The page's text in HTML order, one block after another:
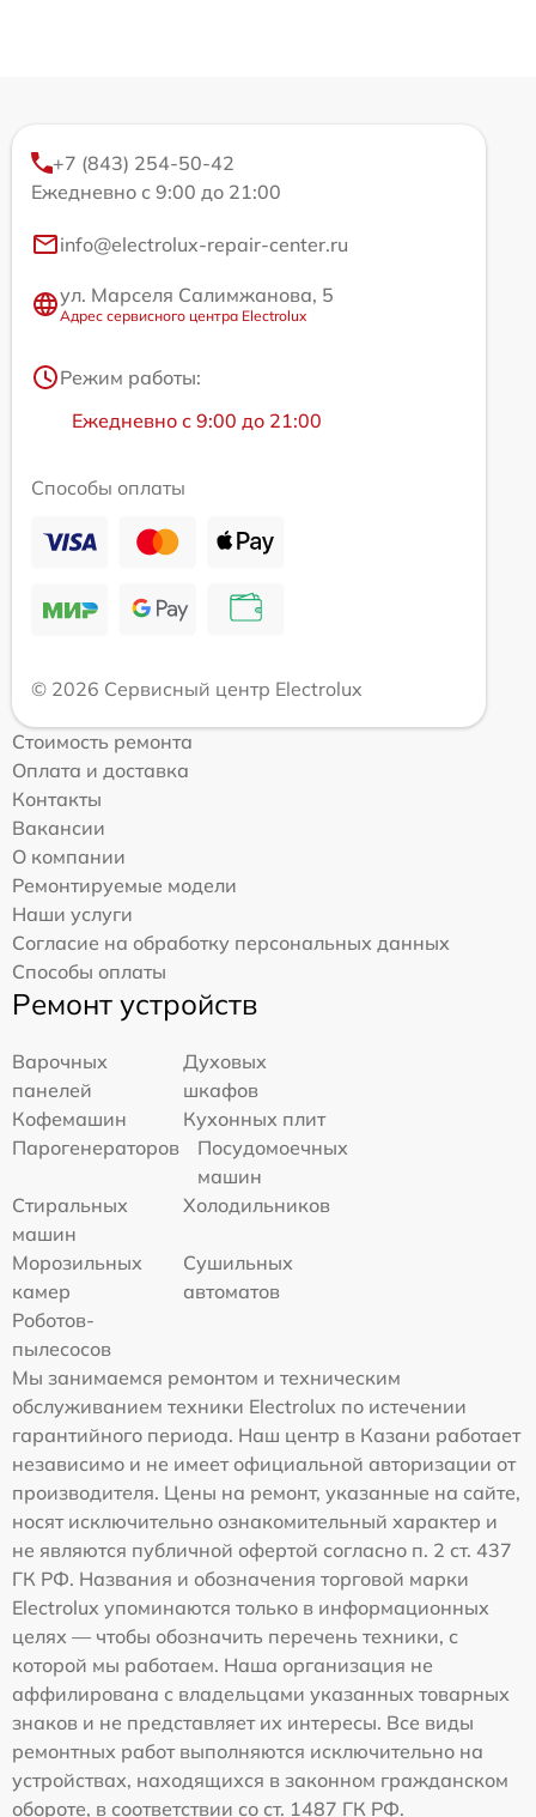
+7 (843) 254-50-42
Ежедневно с 9:00 до 21:00
info@electrolux-repair-center.ru
ул. Марселя Салимжанова, 5
Адрес сервисного центра Electrolux
Режим работы:
Ежедневно с 9:00 до 21:00
Способы оплаты
© 2026 Сервисный центр Electrolux
Стоимость ремонта
Оплата и доставка
Контакты
Вакансии
О компании
Ремонтируемые модели
Наши услуги
Согласие на обработку персональных данных
Способы оплаты
Ремонт устройств
Варочных
панелей
Духовых
шкафов
Кофемашин
Кухонных плит
Парогенераторов
Посудомоечных
машин
Стиральных
машин
Холодильников
Морозильных
камер
Сушильных
автоматов
Роботов-
пылесосов
Мы занимаемся ремонтом и техническим
обслуживанием техники Electrolux по истечении
гарантийного периода. Наш центр в Казани работает
независимо и не имеет официальной авторизации от
производителя. Цены на ремонт, указанные на сайте,
носят исключительно ознакомительный характер и
не являются публичной офертой согласно п. 2 ст. 437
ГК РФ. Названия и обозначения торговой марки
Electrolux упоминаются только в информационных
целях — чтобы обозначить перечень техники, с
которой мы работаем. Наша организация не
аффилирована с владельцами указанных товарных
знаков и не представляет их интересы. Все виды
ремонтных работ выполняются исключительно на
устройствах, находящихся в законном гражданском
обороте, в соответствии со ст. 1487 ГК РФ.